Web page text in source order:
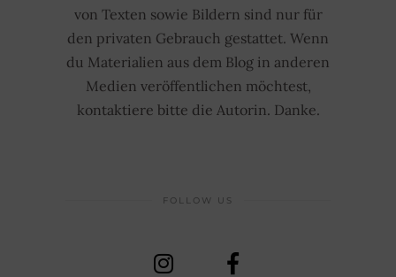
von Texten sowie Bildern sind nur für
den privaten Gebrauch gestattet. Wenn
du Materialien aus dem Blog in anderen
Medien veröffentlichen möchtest,
kontaktiere bitte die Autorin. Danke.
FOLLOW US